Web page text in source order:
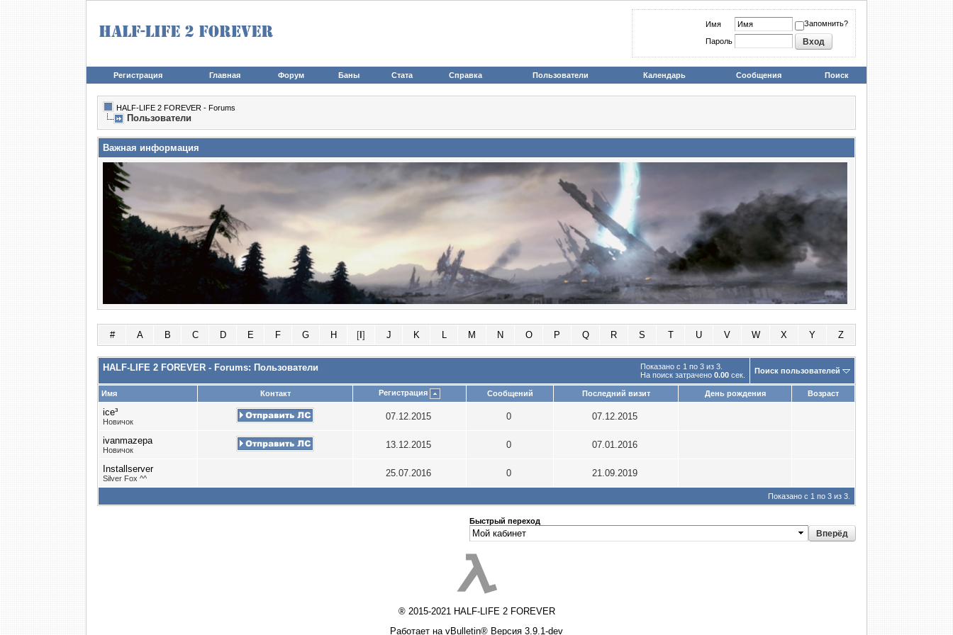
Имя Запомнить?
Пароль
Регистрация Главная Форум Баны Стата Справка Пользователи Календарь Сообщения Поиск
HALF-LIFE 2 FOREVER - Forums
Пользователи
Важная информация
# A B C D E F G H [ ] J K L M N O P Q R S T U V W X Y Z
Показано с 1 по 3 из 3.
На поиск затрачено 0.00 сек.
HALF-LIFE 2 FOREVER - Forums: Пользователи Поиск пользователей
Имя Контакт Регистрация Сообщений Последний визит День рождения Возраст
ice³
Новичок 07.12.2015 0 07.12.2015
ivanmazepa
Новичок 13.12.2015 0 07.01.2016
Installserver
Silver Fox ^^ 25.07.2016 0 21.09.2019
Показано с 1 по 3 из 3.
Быстрый переход
® 2015-2021 HALF-LIFE 2 FOREVER
Работает на vBulletin® Версия 3.9.1-dev